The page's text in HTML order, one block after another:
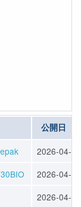
公開日
2026-04-09
2026-04-09
2026-04-09